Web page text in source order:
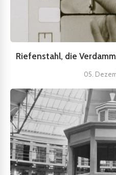
Riefenstahl, die
05.